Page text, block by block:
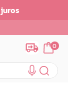
Parcelamento
0